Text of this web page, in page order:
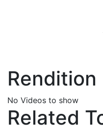
Rendition
No Videos to show
Related